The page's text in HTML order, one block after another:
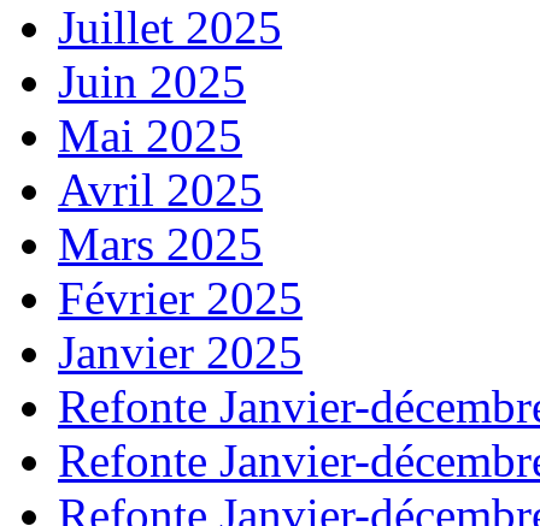
Juillet 2025
Juin 2025
Mai 2025
Avril 2025
Mars 2025
Février 2025
Janvier 2025
Refonte Janvier-
Refonte Janvier-
Refonte Janvier-